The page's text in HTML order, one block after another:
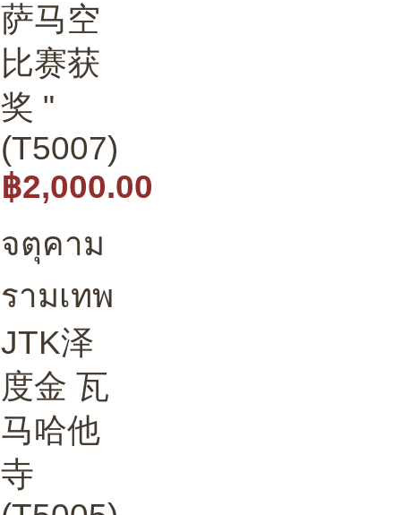
萨马空
比赛获
奖 "
(T5007)
฿2,000.00
จตุคาม
รามเทพ
JTK泽
度金 瓦
马哈他
寺